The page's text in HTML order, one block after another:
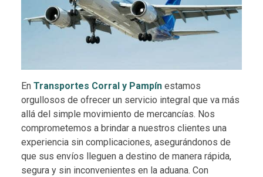
En Transportes Corral y Pampín estamos
orgullosos de ofrecer un servicio integral que va más
allá del simple movimiento de mercancías. Nos
comprometemos a brindar a nuestros clientes una
experiencia sin complicaciones, asegurándonos de
que sus envíos lleguen a destino de manera rápida,
segura y sin inconvenientes en la aduana. Con